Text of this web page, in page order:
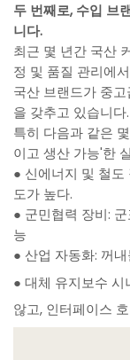
두 번째로, 수입 브
니다.
최근 몇 년간 국산
정 및 품질 관리에
국산 브랜드가 중
을 갖추고 있습니다.
특히 다음과 같은
이고 생산 가능'한
● 신에너지 및 철
도가 높다.
● 군민협력 장비:
능
● 산업 자동화: 꺼
● 대체 유지보수 시
않고, 인터페이스